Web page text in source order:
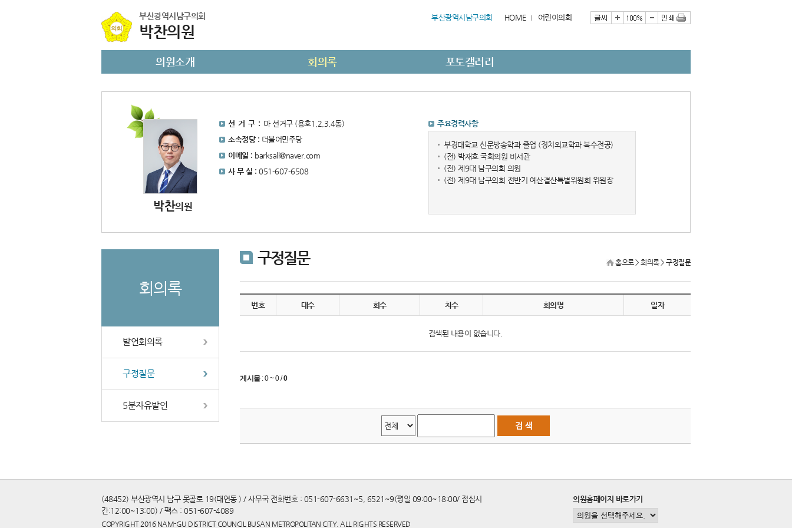
부산광역시남구의회
박찬의원
부산광역시남구의회 HOME 어린이의회
의원소개 회의록 포토갤러리
박찬의원
선 거 구 : 마 선거구 (용호1,2,3,4동)
소속정당 : 더불어민주당
이메일 : barksall@naver.com
사 무 실 : 051-607-6508
주요경력사항
부경대학교 신문방송학과 졸업 (정치외교학과 복수전공)
(전) 박재호 국회의원 비서관
(전) 제9대 남구의회 의원
(전) 제9대 남구의회 전반기 예산결산특별위원회 위원장
회의록
발언회의록
구정질문
5분자유발언
구정질문 홈으로> 회의록 > 구정질문
번호 대수 회수 차수 회의명 일자
검색된 내용이 없습니다.
게시물:0 ~ 0/0
(48452) 부산광역시 남구 못골로 19(대연동 ) / 사무국 전화번호 : 051-607-6631~5, 6521~9(평일 09:00~18:00/ 점심시
간:12:00~13:00) / 팩스 : 051-607-4089
COPYRIGHT 2016 NAM-GU DISTRICT COUNCIL BUSAN METROPOLITAN CITY. ALL RIGHTS RESERVED
의원홈페이지 바로가기